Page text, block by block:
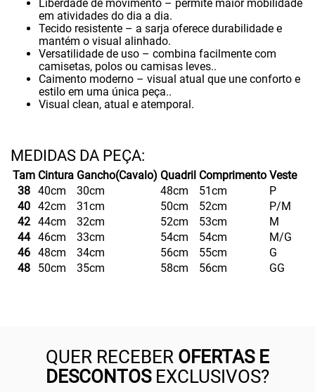
Liberdade de movimento – permite maior mobilidade
em atividades do dia a dia.
Tecido resistente – a sarja oferece durabilidade e
mantém o visual alinhado.
Versatilidade de uso – combina facilmente com
camisetas, polos ou camisas leves..
Caimento moderno – visual atual que une conforto e
estilo em uma única peça..
Visual clean, atual e atemporal.
Tam Cintura Gancho(Cavalo) Quadril Comprimento Veste
38 40cm 30cm 48cm 51cm
P
40 42cm 31cm 50cm 52cm
P/M
42 44cm 32cm 52cm 53cm
M
44 46cm 33cm 54cm 54cm
M/G
46 48cm 34cm 56cm 55cm
G
48
50cm 35cm 58cm 56cm GG
QUER RECEBER OFERTAS E
DESCONTOSEXCLUSIVOS?